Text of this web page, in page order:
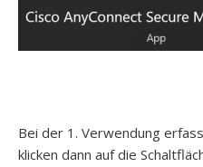
Bei der 1. Verwendung
klicken dann auf die